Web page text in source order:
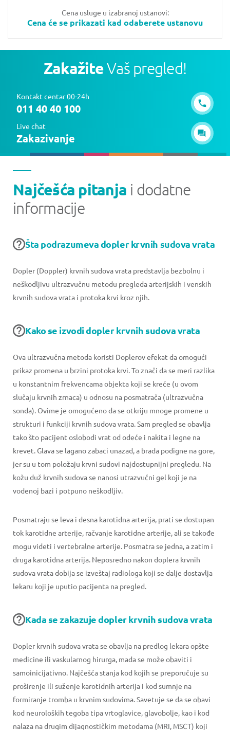
Cena usluge u izabranoj ustanovi:
Cena će se prikazati kad odaberete ustanovu
ZakažiteVaš pregled!
Kontakt centar 00-24h
011 40 40 100
Live chat
Zakazivanje
Najčešća pitanja i dodatne
informacije
Šta podrazumeva dopler krvnih sudova vrata
Dopler (Doppler) krvnih sudova vrata predstavlja bezbolnu i
neškodljivu ultrazvučnu metodu pregleda arterijskih i venskih
krvnih sudova vrata i protoka krvi kroz njih.
Kako se izvodi dopler krvnih sudova vrata
Ova ultrazvučna metoda koristi Doplerov efekat da omogući
prikaz promena u brzini protoka krvi. To znači da se meri razlika
u konstantnim frekvencama objekta koji se kreće (u ovom
slučaju krvnih zrnaca) u odnosu na posmatrača (ultrazvučna
sonda). Ovime je omogućeno da se otkriju mnoge promene u
strukturi i funkciji krvnih sudova vrata. Sam pregled se obavlja
tako što pacijent oslobodi vrat od odeće i nakita i legne na
krevet. Glava se lagano zabaci unazad, a brada podigne na gore,
jer su u tom položaju krvni sudovi najdostupnijni pregledu. Na
kožu duž krvnih sudova se nanosi utrazvučni gel koji je na
vodenoj bazi i potpuno neškodljiv.
Posmatraju se leva i desna karotidna arterija, prati se dostupan
tok karotidne arterije, račvanje karotidne arterije, ali se takođe
mogu videti i vertebralne arterije. Posmatra se jedna, a zatim i
druga karotidna arterija. Neposredno nakon doplera krvnih
sudova vrata dobija se izveštaj radiologa koji se dalje dostavlja
lekaru koji je uputio pacijenta na pregled.
Kada se zakazuje dopler krvnih sudova vrata
Dopler krvnih sudova vrata se obavlja na predlog lekara opšte
medicine ili vaskularnog hirurga, mada se može obaviti i
samoinicijativno. Najčešća stanja kod kojih se preporučuje su
proširenje ili suženje karotidnih arterija i kod sumnje na
formiranje tromba u krvnim sudovima. Savetuje se da se obavi
kod neuroloških tegoba tipa vrtoglavice, glavobolje, kao i kod
nalaza na drugim dijagnostičkim metodama (MRI, MSCT) koji